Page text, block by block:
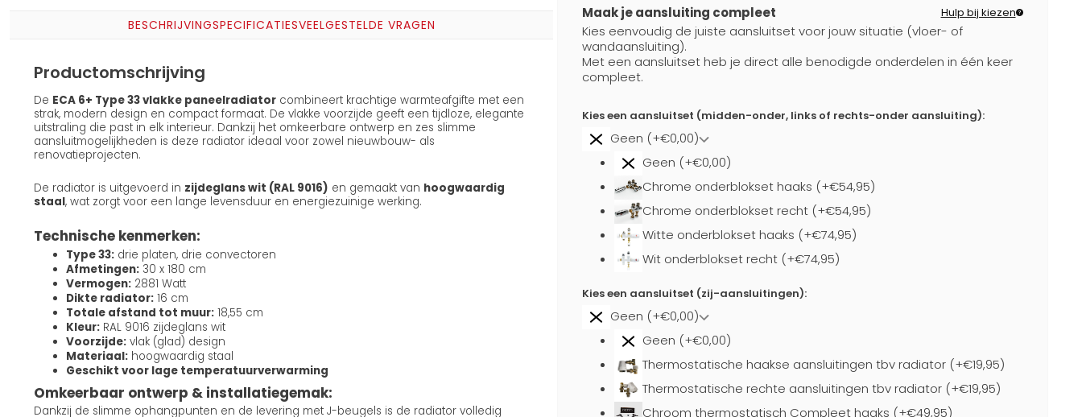
BESCHRIJVINGSPECIFICATIESVEELGESTELDE VRAGEN
Productomschrijving
De ECA 6+ Type 33 vlakke paneelradiator combineert krachtige warmteafgifte met een
strak, modern design en compact formaat. De vlakke voorzijde geeft een tijdloze, elegante
uitstraling die past in elk interieur. Dankzij het omkeerbare ontwerp en zes slimme
aansluitmogelijkheden is deze radiator ideaal voor zowel nieuwbouw- als
renovatieprojecten.
De radiator is uitgevoerd in zijdeglans wit (RAL 9016) en gemaakt van hoogwaardig
staal, wat zorgt voor een lange levensduur en energiezuinige werking.
Technische kenmerken:
Type 33: drie platen, drie convectoren
Afmetingen: 30 x 180 cm
Vermogen: 2881 Watt
Dikte radiator: 16 cm
Totale afstand tot muur: 18,55 cm
Kleur: RAL 9016 zijdeglans wit
Voorzijde: vlak (glad) design
Materiaal: hoogwaardig staal
Geschikt voor lage temperatuurverwarming
Omkeerbaar ontwerp & installatiegemak:
Dankzij de slimme ophangpunten en de levering met J-beugels is de radiator volledig
Maak je aansluiting compleet Hulp bij kiezen
Kies eenvoudig de juiste aansluitset voor jouw situatie (vloer- of
wandaansluiting).
Met een aansluitset heb je direct alle benodigde onderdelen in één keer
compleet.
Kies een aansluitset (midden-onder, links of rechts-onder aansluiting):
Geen (+€0,00)
Geen (+€0,00)
Chrome onderblokset haaks (+€54,95)
Chrome onderblokset recht (+€54,95)
Witte onderblokset haaks (+€74,95)
Wit onderblokset recht (+€74,95)
Kies een aansluitset (zij-aansluitingen):
Geen (+€0,00)
Geen (+€0,00)
Thermostatische haakse aansluitingen tbv radiator (+€19,95)
Thermostatische rechte aansluitingen tbv radiator (+€19,95)
Chroom thermostatisch Compleet haaks (+€49,95)